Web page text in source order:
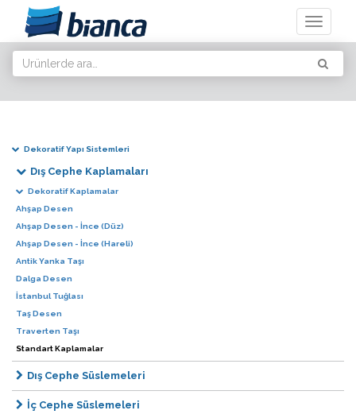
Toggle
Dekoratif Yapı Sistemleri
Dış Cephe Kaplamaları
Dekoratif Kaplamalar
Ahşap Desen
Ahşap Desen - İnce (Düz)
Ahşap Desen - İnce (Hareli)
Antik Yanka Taşı
Dalga Desen
İstanbul Tuğlası
Taş Desen
Traverten Taşı
Standart Kaplamalar
Dış Cephe Süslemeleri
İç Cephe Süslemeleri